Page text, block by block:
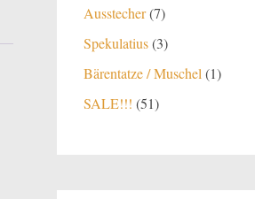
Ausstecher 77
Spekulatius 33
Bärentatze / Muschel 11
SALE!!! 5151